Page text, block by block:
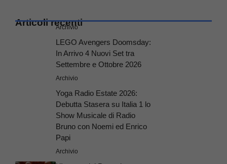
Articoli recenti
Archivio
LEGO Avengers Doomsday:
In Arrivo 4 Nuovi Set tra
Settembre e Ottobre 2026
Archivio
Yoga Radio Estate 2026:
Debutta Stasera su Italia 1 lo
Show Musicale di Radio
Bruno con Noemi ed Enrico
Papi
Archivio